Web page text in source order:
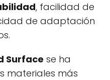
, facilidad de
de adaptación
Surface se ha
materiales más